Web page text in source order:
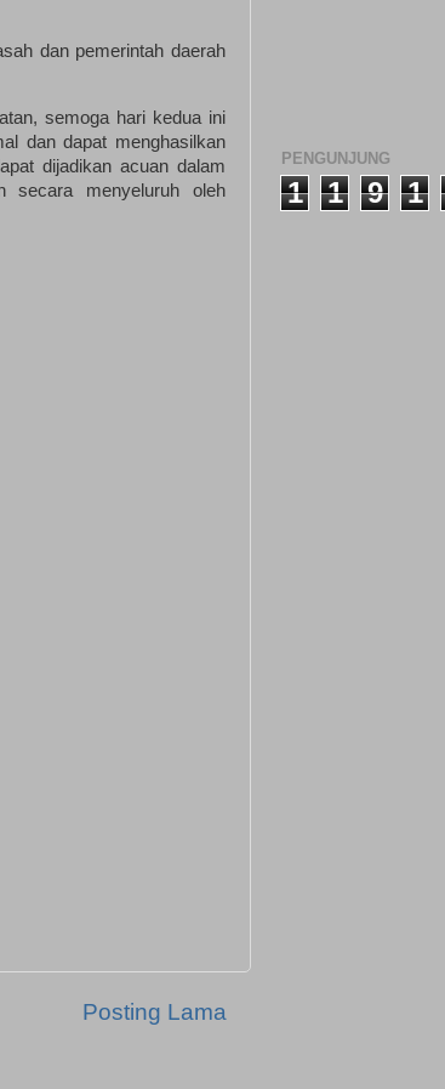
dan pemerintah daerah
semoga hari kedua ini
dan dapat menghasilkan
dijadikan acuan dalam
secara menyeluruh oleh
Posting Lama
PENGUNJUNG
1 1 9 1